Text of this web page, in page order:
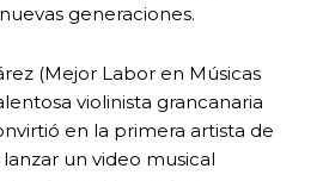
generaciones.
(Mejor Labor en Músicas
violinista grancanaria
en la primera artista de
un video musical